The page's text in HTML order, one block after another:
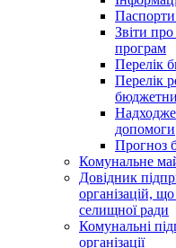
Звіти
програм
Перелік
Перелік
допомоги
Прогноз
Комунальне
Довідник
організацій,
селищної ради
Комунальні
організації